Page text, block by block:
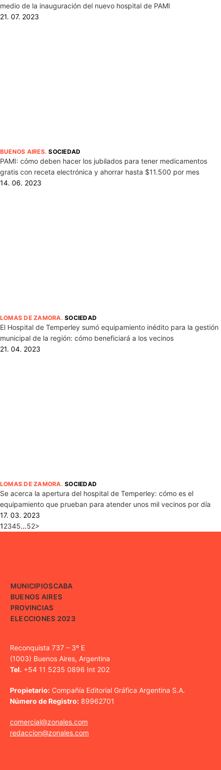
medio de la inauguración del nuevo hospital de PAMI
21. 07. 2023
BUENOS AIRES.SOCIEDAD
PAMI: cómo deben hacer los jubilados para tener medicamentos
gratis con receta electrónica y ahorrar hasta $11.500 por mes
14. 06. 2023
LOMAS DE ZAMORA.SOCIEDAD
El Hospital de Temperley sumó equipamiento inédito para la gestión
municipal de la región: cómo beneficiará a los vecinos
21. 04. 2023
LOMAS DE ZAMORA.SOCIEDAD
Se acerca la apertura del hospital de Temperley: cómo es el
equipamiento que prueban para atender unos mil vecinos por día
17. 03. 2023
12345…52>
MUNICIPIOSCABA
BUENOS AIRES
PROVINCIAS
ELECCIONES 2023
Reconquista 737 – 3º E
(1003) Buenos Aires, Argentina
Tel. +54 11 5235 0896 Int 202
Propietario: Compañía Editorial Gráfica Argentina S.A.
Número de Registro: 89962701
comercial@zonales.com
redaccion@zonales.com